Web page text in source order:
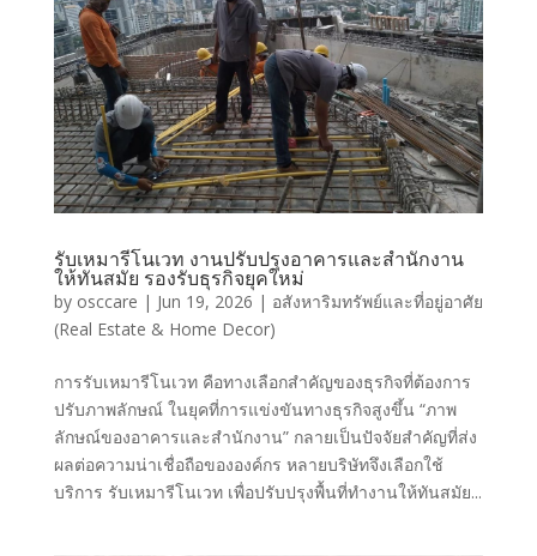
รับเหมารีโนเวท งานปรับปรุงอาคารและสำนักงาน
ให้ทันสมัย รองรับธุรกิจยุคใหม่
by osccare | Jun 19, 2026 | อสังหาริมทรัพย์และที่อยู่อาศัย
(Real Estate & Home Decor)
การรับเหมารีโนเวท คือทางเลือกสำคัญของธุรกิจที่ต้องการ
ปรับภาพลักษณ์ ในยุคที่การแข่งขันทางธุรกิจสูงขึ้น “ภาพ
ลักษณ์ของอาคารและสำนักงาน” กลายเป็นปัจจัยสำคัญที่ส่ง
ผลต่อความน่าเชื่อถือขององค์กร หลายบริษัทจึงเลือกใช้
บริการ รับเหมารีโนเวท เพื่อปรับปรุงพื้นที่ทำงานให้ทันสมัย...